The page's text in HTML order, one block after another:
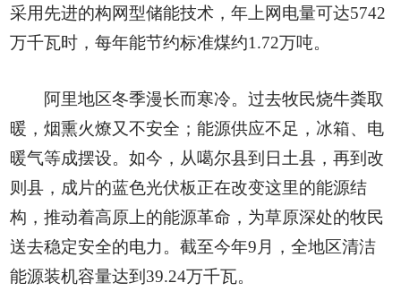
采用先进的构网型储能技术，年上网电量可达5742
万千瓦时，每年能节约标准煤约1.72万吨。
阿里地区冬季漫长而寒冷。过去牧民烧牛粪取
暖，烟熏火燎又不安全；能源供应不足，冰箱、电
暖气等成摆设。如今，从噶尔县到日土县，再到改
则县，成片的蓝色光伏板正在改变这里的能源结
构，推动着高原上的能源革命，为草原深处的牧民
送去稳定安全的电力。截至今年9月，全地区清洁
能源装机容量达到39.24万千瓦。